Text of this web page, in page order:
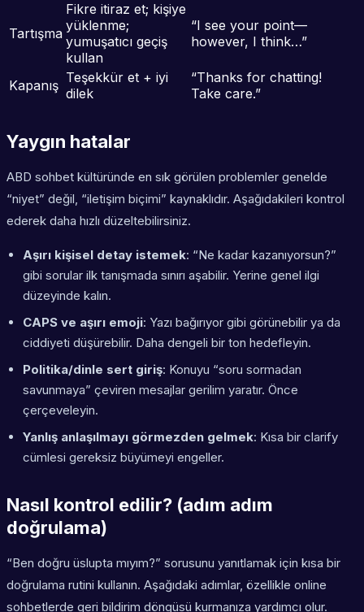
Tartışma
Fikre itiraz et; kişiye
yüklenme;
yumuşatıcı geçiş
kullan
“I see your point—
however, I think…”
Kapanış Teşekkür et + iyi
dilek
“Thanks for chatting!
Take care.”
Yaygın hatalar
ABD sohbet kültüründe en sık görülen problemler genelde
“niyet” değil, “iletişim biçimi” kaynaklıdır. Aşağıdakileri kontrol
ederek daha hızlı düzeltebilirsiniz.
Aşırı kişisel detay istemek: “Ne kadar kazanıyorsun?”
gibi sorular ilk tanışmada sınırı aşabilir. Yerine genel ilgi
düzeyinde kalın.
CAPS ve aşırı emoji: Yazı bağırıyor gibi görünebilir ya da
ciddiyeti düşürebilir. Daha dengeli bir ton hedefleyin.
Politika/dinle sert giriş: Konuyu “soru sormadan
savunmaya” çeviren mesajlar gerilim yaratır. Önce
çerçeveleyin.
Yanlış anlaşılmayı görmezden gelmek: Kısa bir clarify
cümlesi gereksiz büyümeyi engeller.
Nasıl kontrol edilir? (adım adım
doğrulama)
“Ben doğru üslupta mıyım?” sorusunu yanıtlamak için kısa bir
doğrulama rutini kullanın. Aşağıdaki adımlar, özellikle online
sohbetlerde geri bildirim döngüsü kurmanıza yardımcı olur.